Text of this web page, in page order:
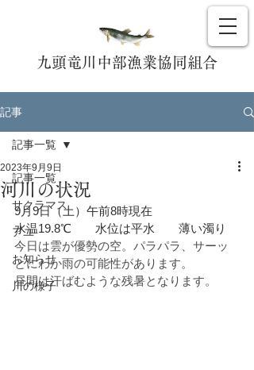
九頭竜川中部漁業協同組合
記事
記事一覧
サクラマス
アユ
お知らせ
川の様子
記事一覧
河川の状況
2023年9月9日
9月9日（土）午前8時現在
水温19.8℃　　水位は平水　　薄い濁り
今日は雲が優勢の空。パラパラ、サーッ
とにわか雨の可能性があります。
昼間は汗ばむような残暑となります。